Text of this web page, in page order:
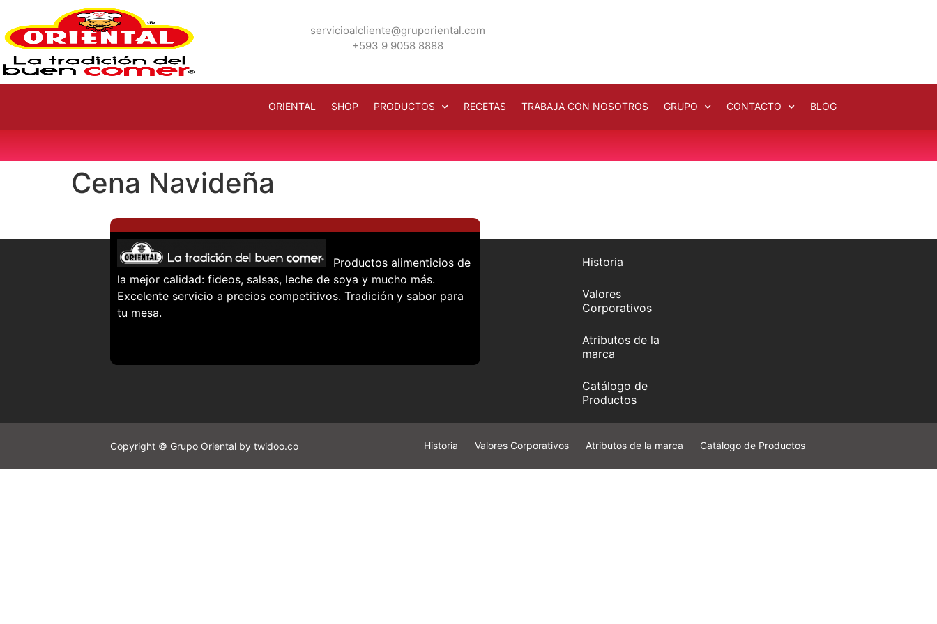
servicioalcliente@gruporiental.com
+593 9 9058 8888
ORIENTAL SHOP PRODUCTOS RECETAS TRABAJA CON NOSOTROS GRUPO CONTACTO BLOG
Cena Navideña
Productos alimenticios de
la mejor calidad: fideos, salsas, leche de soya y mucho más.
Excelente servicio a precios competitivos. Tradición y sabor para
tu mesa.
Historia
Valores
Corporativos
Atributos de la
marca
Catálogo de
Productos
Copyright © Grupo Oriental by twidoo.co Historia Valores Corporativos Atributos de la marca Catálogo de Productos